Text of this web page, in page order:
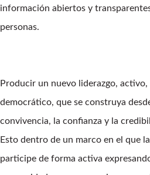
información abiertos y
personas.
Producir un nuevo liderazgo,
democrático, que se construya
convivencia, la confianza y la
Esto dentro de un marco en el que
participe de forma activa